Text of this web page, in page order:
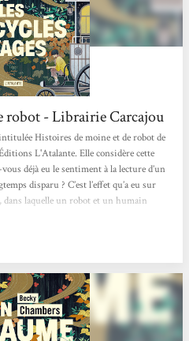
robot - Librairie Carcajou
Histoires de moine et de robot de
L'Atalante. Elle considère cette
déjà eu le sentiment à la lecture d’un
disparu ? C’est l’effet qu’a eu sur
laquelle un robot et un humain
alors que se dévoile la beauté de l’univers